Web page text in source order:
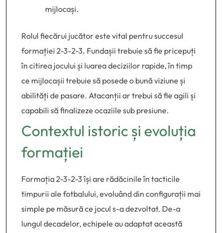
mijlocași.
Rolul fiecărui jucător este vital pentru succesul
formației 2-3-2-3. Fundașii trebuie să fie pricepuți
în citirea jocului și luarea deciziilor rapide, în timp
ce mijlocașii trebuie să posede o bună viziune și
abilități de pasare. Atacanții ar trebui să fie agili și
capabili să finalizeze ocaziile sub presiune.
Contextul istoric și evoluția
formației
Formația 2-3-2-3 își are rădăcinile în tacticile
timpurii ale fotbalului, evoluând din configurații mai
simple pe măsură ce jocul s-a dezvoltat. De-a
lungul decadelor, echipele au adaptat această